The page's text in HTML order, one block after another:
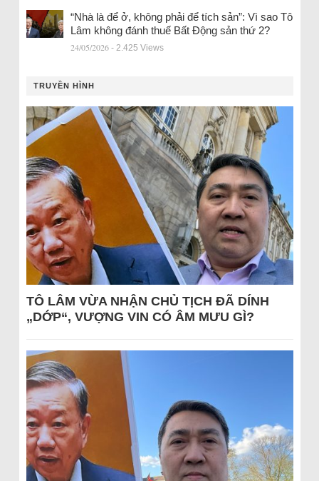
“Nhà là để ở, không phải để tích sản”: Vì sao Tô
Lâm không đánh thuế Bất Động sản thứ 2?
24/05/2026 - 2.425 Views
TRUYỀN HÌNH
TÔ LÂM VỪA NHẬN CHỦ TỊCH ĐÃ DÍNH
„DỚP“, VƯỢNG VIN CÓ ÂM MƯU GÌ?